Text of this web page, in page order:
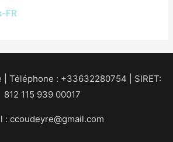
FR
| Téléphone : +33632280754 | SIRET:
812 115 939 00017
: ccoudeyre@gmail.com